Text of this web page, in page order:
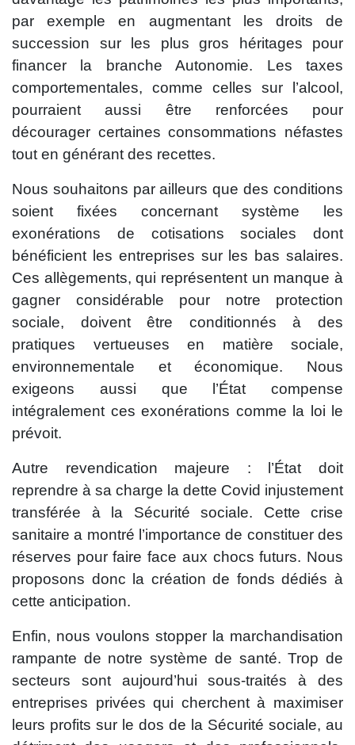
par exemple en augmentant les droits de
succession sur les plus gros héritages pour
financer la branche Autonomie. Les taxes
comportementales, comme celles sur l’alcool,
pourraient aussi être renforcées pour
décourager certaines consommations néfastes
tout en générant des recettes.
Nous souhaitons par ailleurs que des conditions
soient fixées concernant système les
exonérations de cotisations sociales dont
bénéficient les entreprises sur les bas salaires.
Ces allègements, qui représentent un manque à
gagner considérable pour notre protection
sociale, doivent être conditionnés à des
pratiques vertueuses en matière sociale,
environnementale et économique. Nous
exigeons aussi que l’État compense
intégralement ces exonérations comme la loi le
prévoit.
Autre revendication majeure : l’État doit
reprendre à sa charge la dette Covid injustement
transférée à la Sécurité sociale. Cette crise
sanitaire a montré l’importance de constituer des
réserves pour faire face aux chocs futurs. Nous
proposons donc la création de fonds dédiés à
cette anticipation.
Enfin, nous voulons stopper la marchandisation
rampante de notre système de santé. Trop de
secteurs sont aujourd’hui sous-traités à des
entreprises privées qui cherchent à maximiser
leurs profits sur le dos de la Sécurité sociale, au